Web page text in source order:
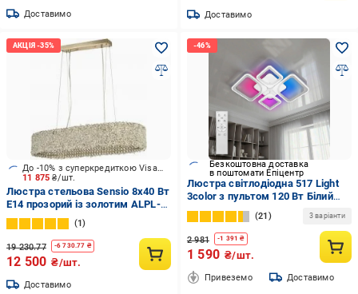
Доставимо Доставимо
11 875₴/шт.
До -10% з суперкредиткою Visa Вигода
Люстра стельова Sensio 8x40 Вт
E14 прозорий із золотим ALPL-
PLP275-40
1
19 230.77 -6 730.77 ₴
12 500 ₴/шт.
Доставимо
Безкоштовна доставка
в поштомати Епіцентр
Люстра світлодіодна 517 Light
3color з пультом 120 Вт Білий
(01672)
21 3 варіанти
2 981 -1 391 ₴
1 590 ₴/шт.
Привеземо Доставимо